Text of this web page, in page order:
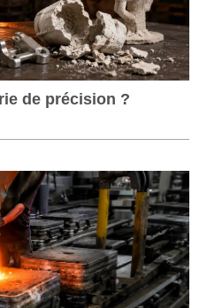
de précision ?